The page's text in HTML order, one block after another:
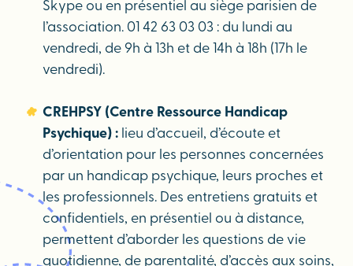
Skype ou en présentiel au siège parisien de
l’association. 01 42 63 03 03 : du lundi au
vendredi, de 9h à 13h et de 14h à 18h (17h le
vendredi).
CREHPSY (Centre Ressource Handicap
Psychique) : lieu d’accueil, d’écoute et
d’orientation pour les personnes concernées
par un handicap psychique, leurs proches et
les professionnels. Des entretiens gratuits et
confidentiels, en présentiel ou à distance,
permettent d’aborder les questions de vie
quotidienne, de parentalité, d’accès aux soins,